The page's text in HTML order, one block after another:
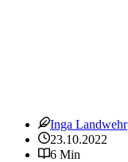
Inga Landwehr
23.10.2022
6 Min